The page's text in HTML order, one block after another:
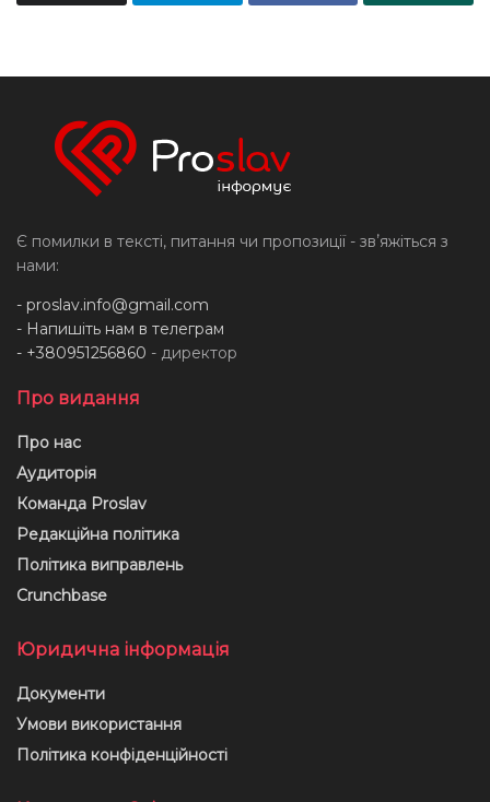
Є помилки в тексті, питання чи пропозиції - звʼяжіться з
нами:
- proslav.info@gmail.com
- Напишіть нам в телеграм
- +380951256860 - директор
Про видання
Про нас
Аудиторія
Команда Proslav
Редакційна політика
Політика виправлень
Crunchbase
Юридична інформація
Документи
Умови використання
Політика конфіденційності